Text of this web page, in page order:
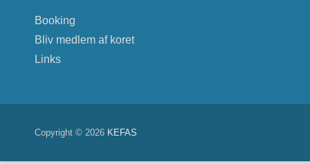
Booking
Bliv medlem af koret
Links
Copyright © 2026 KEFAS